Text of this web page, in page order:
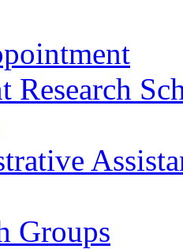
Research
Groups